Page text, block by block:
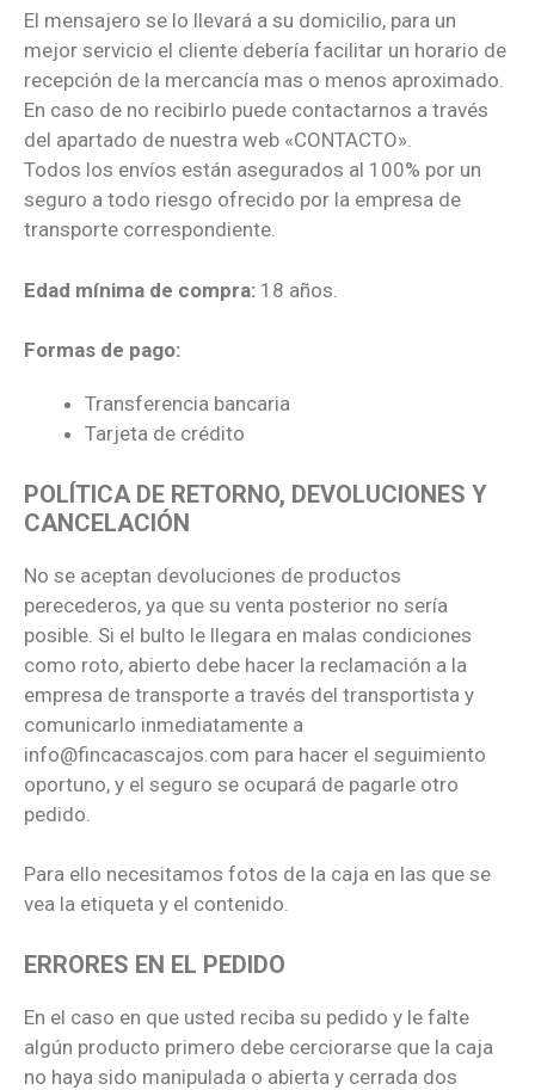
El mensajero se lo llevará a su domicilio, para un
mejor servicio el cliente debería facilitar un horario de
recepción de la mercancía mas o menos aproximado.
En caso de no recibirlo puede contactarnos a través
del apartado de nuestra web «CONTACTO».
Todos los envíos están asegurados al 100% por un
seguro a todo riesgo ofrecido por la empresa de
transporte correspondiente.
Edad mínima de compra: 18 años.
Formas de pago:
Transferencia bancaria
Tarjeta de crédito
POLÍTICA DE RETORNO, DEVOLUCIONES Y
CANCELACIÓN
No se aceptan devoluciones de productos
perecederos, ya que su venta posterior no sería
posible. Si el bulto le llegara en malas condiciones
como roto, abierto debe hacer la reclamación a la
empresa de transporte a través del transportista y
comunicarlo inmediatamente a
info@fincacascajos.com para hacer el seguimiento
oportuno, y el seguro se ocupará de pagarle otro
pedido.
Para ello necesitamos fotos de la caja en las que se
vea la etiqueta y el contenido.
ERRORES EN EL PEDIDO
En el caso en que usted reciba su pedido y le falte
algún producto primero debe cerciorarse que la caja
no haya sido manipulada o abierta y cerrada dos